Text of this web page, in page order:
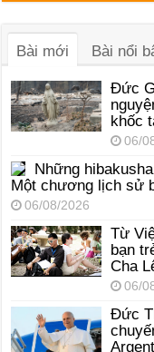
Bài mới Bài nổi
Đức
khốc
06/
Những
Một chương lịch sử
06/08/2026
Từ
bạn
Cha
06/
Đức